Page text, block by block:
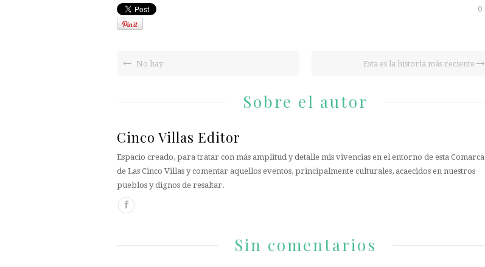
0
No hay Esta es la historia más reciente
Sobre el autor
Cinco Villas Editor
Espacio creado, para tratar con más amplitud y detalle mis vivencias en el entorno de esta Comarca
de Las Cinco Villas y comentar aquellos eventos, principalmente culturales, acaecidos en nuestros
pueblos y dignos de resaltar.
Sin comentarios